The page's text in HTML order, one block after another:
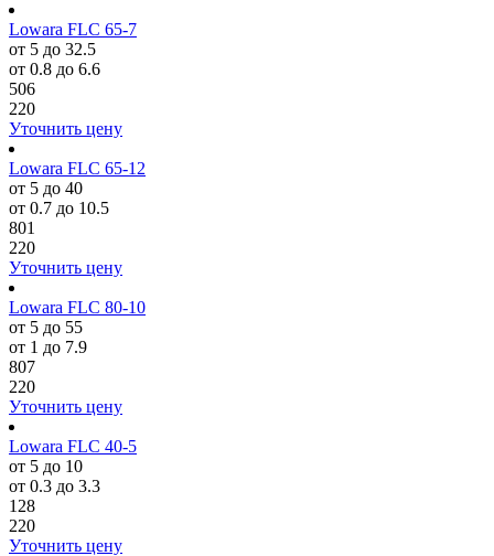
Lowara FLC 65-7
от 5 до 32.5
от 0.8 до 6.6
506
220
Уточнить цену
Lowara FLC 65-12
от 5 до 40
от 0.7 до 10.5
801
220
Уточнить цену
Lowara FLC 80-10
от 5 до 55
от 1 до 7.9
807
220
Уточнить цену
Lowara FLC 40-5
от 5 до 10
от 0.3 до 3.3
128
220
Уточнить цену